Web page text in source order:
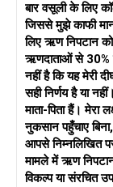
उच्च EMI और पेडे
फोकेट, रुपीरेडी,
अन्य व्यक्तिगत ऋण:
सबसे पहले पेडे लोन
होती हैं।
3. ऋणदाताओं से
सभी ऋणदाताओं से
EMI कम करने के
बार वसूली के लिए
जिससे मुझे काफी
लिए ऋण निपटान
ऋणदाताओं से 30%
नहीं है कि यह मेरी
सही निर्णय है या नहीं। मैं 32 वर्ष का हूँ, विवाहित हूँ, मेरे दो बच्चे और
माता-पिता हैं। मेरा
नुकसान पहुँचाए
आपसे निम्नलिखित पर
मामले में ऋण निपटान उचित है? 2. इस स्थिति
विकल्प या संरचित उपाय? 3. मैं दीर्घकालिक रूप से अपने